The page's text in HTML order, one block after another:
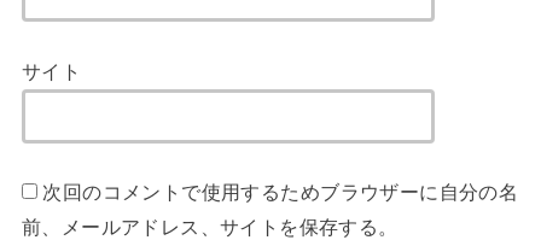
サイト
次回のコメントで使用するためブラウザーに自分の名
前、メールアドレス、サイトを保存する。